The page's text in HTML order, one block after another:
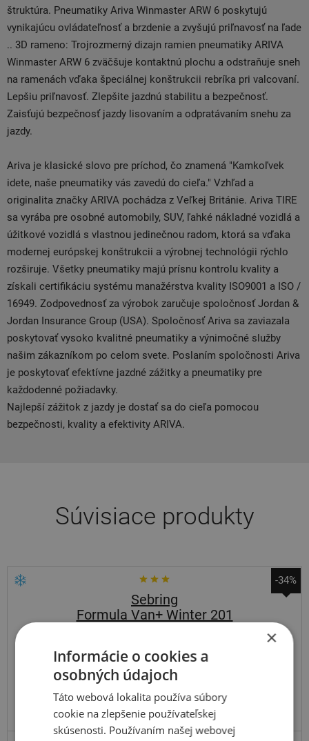
štruktúra. Pneumatiky Ariva Winmaster ARW 6 poskytujú
vynikajúcu ovládateľnosť a brzdenie a zvyšujú priľnavosť na ľade
.. 3D rameno: Trojrozmerný dizajn ramien pneumatiky ARIVA
Winmaster ARW 6 zväčšuje kontaktnú plochu a odstraňuje sneh
na ramenách vďaka špeciálnej konštrukcii rebríka pri valcovaní.
Lepšiu priľnavosť. Zlepšite jazdnú stabilitu a bezpečnosť.
Zaisťujú bezpečnosť jazdy lisovaním a odpratávaním snehu za
jazdy.
Ariva je klasické slovo pre príchod, čo znamená "Kamkoľvek
idete, naše pneumatiky vás zavedú do cieľa." Vzhľad a
originalita značky ARIVA pochádza z Veľkej Británie. Ariva TIRE
sa vyrába pre osobné automobily, SUV, ľahké nákladné vozidlá a
úžitkové vozidlá s vlastnou jedinečnou radom, ktorá sa vďaka
modernej európskej konštrukcii a výrobnej technológii rýchlo
rozširuje. Všetky pneumatiky majú prísnu kontrolu kvality a
získali certifikáciu systému manažérstva kvality ISO9001 a ISO /
16949. Zodpovednosť za výrobok zaručuje spoločnosť Jordan &
Jordan Insurance Group (USA). Spoločnosť Ariva sa zaviazala
poskytovať vysoko kvalitné pneumatiky a výnimočné služby
našim zákazníkom po celom svete. Poslaním spoločnosti Ariva
je poskytovať efektívne jazdné zážitky a pneumatiky pre
každodenné požiadavky.
Najlepší zážitok z jazdy je dostať sa do cieľa pomocou
bezpečnosti, kvality a efektivity ARIVA.
Súvisiace produkty
-34%
Sebring
Formula Van+ Winter 201
ODPORÚČAME VYRÁBA MICHELIN V EÚ
×
Informácie o cookies a
osobných údajoch
Táto webová lokalita používa súbory
cookie na zlepšenie používateľskej
skúsenosti. Používaním našej webovej